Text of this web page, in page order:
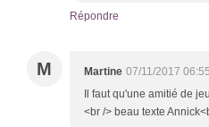
Répondre
M Martine 07/11/2017 06:55
Il faut qu'une amitié de
<br /> beau texte